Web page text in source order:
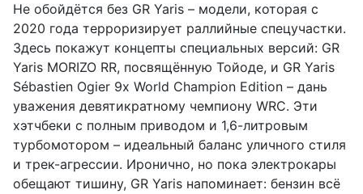
Не обойдётся без GR Yaris – модели, которая с
2020 года терроризирует раллийные спецучастки.
Здесь покажут концепты специальных версий: GR
Yaris MORIZO RR, посвящённую Тойоде, и GR Yaris
Sébastien Ogier 9x World Champion Edition – дань
уважения девятикратному чемпиону WRC. Эти
хэтчбеки с полным приводом и 1,6-литровым
турбомотором – идеальный баланс уличного стиля
и трек-агрессии. Иронично, но пока электрокары
обещают тишину, GR Yaris напоминает: бензин всё